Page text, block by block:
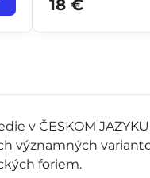
v ČESKOM
významných
foriem.
18 €